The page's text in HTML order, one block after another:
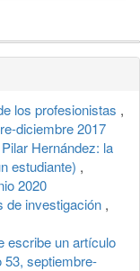
los profesionistas ,
diciembre 2017
Hernández: la
estudiante) ,
2020
de investigación ,
escribe un artículo
septiembre-